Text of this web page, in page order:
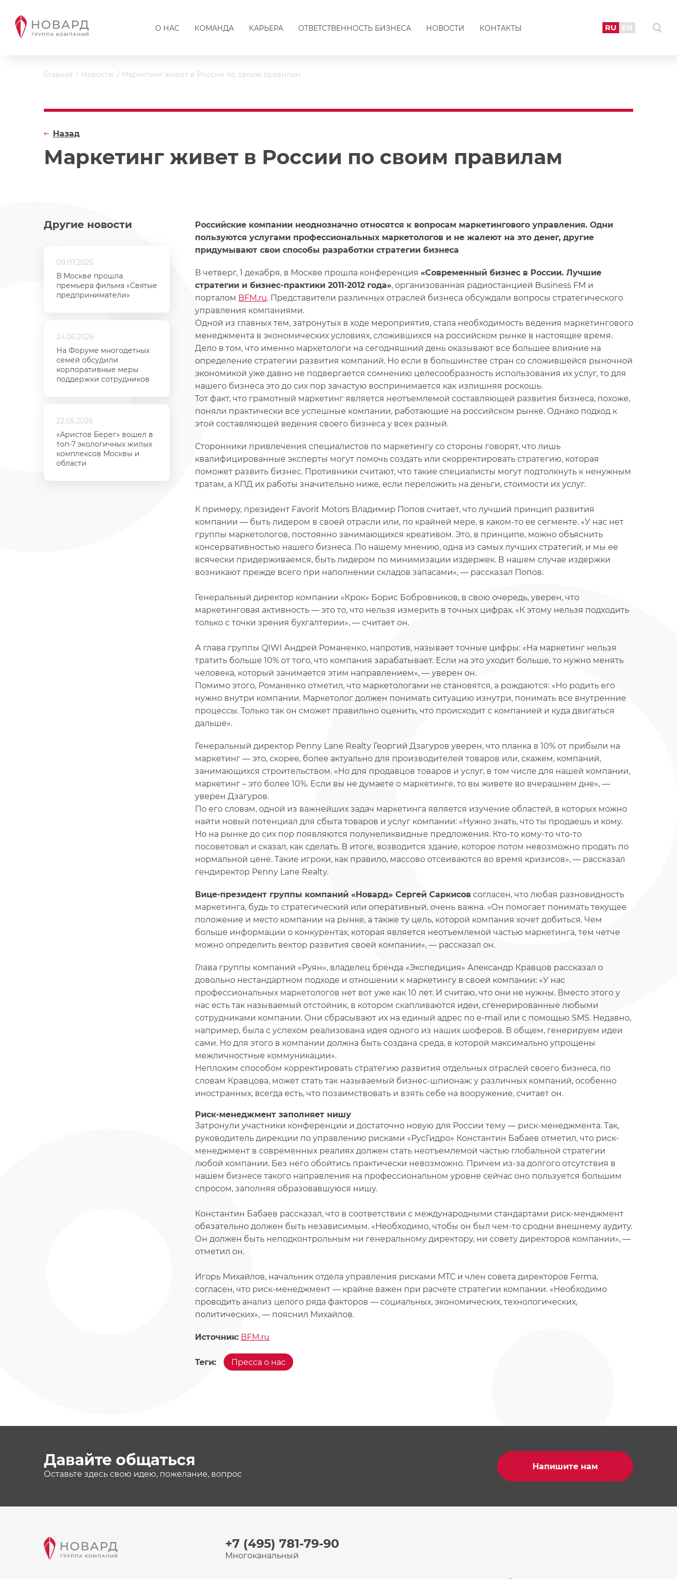
О НАС КОМАНДА КАРЬЕРА ОТВЕТСТВЕННОСТЬ БИЗНЕСА НОВОСТИ КОНТАКТЫ RU EN
Главная Новости Маркетинг живет в России по своим правилам
Маркетинг живет в России по своим правилам
Назад
Другие новости
09.07.2026
В Москве прошла
премьера фильма «Святые
предприниматели»
24.06.2026
На Форуме многодетных
семей обсудили
корпоративные меры
поддержки сотрудников
22.05.2026
«Аристов Берег» вошел в
топ-7 экологичных жилых
комплексов Москвы и
области
Российские компании неоднозначно относятся к вопросам маркетингового управления. Одни
пользуются услугами профессиональных маркетологов и не жалеют на это денег, другие
придумывают свои способы разработки стратегии бизнеса
В четверг, 1 декабря, в Москве прошла конференция «Современный бизнес в России. Лучшие
стратегии и бизнес-практики 2011-2012 года», организованная радиостанцией Business FM и
порталом BFM.ru. Представители различных отраслей бизнеса обсуждали вопросы стратегического
управления компаниями.
Одной из главных тем, затронутых в ходе мероприятия, стала необходимость ведения маркетингового
менеджмента в экономических условиях, сложившихся на российском рынке в настоящее время.
Дело в том, что именно маркетологи на сегодняшний день оказывают все большее влияние на
определение стратегии развития компаний. Но если в большинстве стран со сложившейся рыночной
экономикой уже давно не подвергается сомнению целесообразность использования их услуг, то для
нашего бизнеса это до сих пор зачастую воспринимается как излишняя роскошь.
Тот факт, что грамотный маркетинг является неотъемлемой составляющей развития бизнеса, похоже,
поняли практически все успешные компании, работающие на российском рынке. Однако подход к
этой составляющей ведения своего бизнеса у всех разный.
Сторонники привлечения специалистов по маркетингу со стороны говорят, что лишь
квалифицированные эксперты могут помочь создать или скорректировать стратегию, которая
поможет развить бизнес. Противники считают, что такие специалисты могут подтолкнуть к ненужным
тратам, а КПД их работы значительно ниже, если переложить на деньги, стоимости их услуг.
К примеру, президент Favorit Motors Владимир Попов считает, что лучший принцип развития
компании — быть лидером в своей отрасли или, по крайней мере, в каком-то ее сегменте. «У нас нет
группы маркетологов, постоянно занимающихся креативом. Это, в принципе, можно объяснить
консервативностью нашего бизнеса. По нашему мнению, одна из самых лучших стратегий, и мы ее
всячески придерживаемся, быть лидером по минимизации издержек. В нашем случае издержки
возникают прежде всего при наполнении складов запасами», — рассказал Попов.
Генеральный директор компании «Крок» Борис Бобровников, в свою очередь, уверен, что
маркетинговая активность — это то, что нельзя измерить в точных цифрах. «К этому нельзя подходить
только с точки зрения бухгалтерии», — считает он.
А глава группы QIWI Андрей Романенко, напротив, называет точные цифры: «На маркетинг нельзя
тратить больше 10% от того, что компания зарабатывает. Если на это уходит больше, то нужно менять
человека, который занимается этим направлением», — уверен он.
Помимо этого, Романенко отметил, что маркетологами не становятся, а рождаются: «Но родить его
нужно внутри компании. Маркетолог должен понимать ситуацию изнутри, понимать все внутренние
процессы. Только так он сможет правильно оценить, что происходит с компанией и куда двигаться
дальше».
Генеральный директор Penny Lane Realty Георгий Дзагуров уверен, что планка в 10% от прибыли на
маркетинг — это, скорее, более актуально для производителей товаров или, скажем, компаний,
занимающихся строительством. «Но для продавцов товаров и услуг, в том числе для нашей компании,
маркетинг – это более 10%. Если вы не думаете о маркетинге, то вы живете во вчерашнем дне», —
уверен Дзагуров.
По его словам, одной из важнейших задач маркетинга является изучение областей, в которых можно
найти новый потенциал для сбыта товаров и услуг компании: «Нужно знать, что ты продаешь и кому.
Но на рынке до сих пор появляются полунеликвидные предложения. Кто-то кому-то что-то
посоветовал и сказал, как сделать. В итоге, возводится здание, которое потом невозможно продать по
нормальной цене. Такие игроки, как правило, массово отсеиваются во время кризисов», — рассказал
гендиректор Penny Lane Realty.
Вице-президент группы компаний «Новард» Сергей Саркисов согласен, что любая разновидность
маркетинга, будь то стратегический или оперативный, очень важна. «Он помогает понимать текущее
положение и место компании на рынке, а также ту цель, которой компания хочет добиться. Чем
больше информации о конкурентах, которая является неотъемлемой частью маркетинга, тем четче
можно определить вектор развития своей компании», — рассказал он.
Глава группы компаний «Руян», владелец бренда «Экспедиция» Александр Кравцов рассказал о
довольно нестандартном подходе и отношении к маркетингу в своей компании: «У нас
профессиональных маркетологов нет вот уже как 10 лет. И считаю, что они не нужны. Вместо этого у
нас есть так называемый отстойник, в котором скапливаются идеи, сгенерированные любыми
сотрудниками компании. Они сбрасывают их на единый адрес по е-mail или с помощью SMS. Недавно,
например, была с успехом реализована идея одного из наших шоферов. В общем, генерируем идеи
сами. Но для этого в компании должна быть создана среда, в которой максимально упрощены
межличностные коммуникации».
Неплохим способом корректировать стратегию развития отдельных отраслей своего бизнеса, по
словам Кравцова, может стать так называемый бизнес-шпионаж: у различных компаний, особенно
иностранных, всегда есть, что позаимствовать и взять себе на вооружение, считает он.
Риск-менеджмент заполняет нишу
Затронули участники конференции и достаточно новую для России тему — риск-менеджмента. Так,
руководитель дирекции по управлению рисками «РусГидро» Константин Бабаев отметил, что риск-
менеджмент в современных реалиях должен стать неотъемлемой частью глобальной стратегии
любой компании. Без него обойтись практически невозможно. Причем из-за долгого отсутствия в
нашем бизнесе такого направления на профессиональном уровне сейчас оно пользуется большим
спросом, заполняя образовавшуюся нишу.
Константин Бабаев рассказал, что в соответствии с международными стандартами риск-менджмент
обязательно должен быть независимым. «Необходимо, чтобы он был чем-то сродни внешнему аудиту.
Он должен быть неподконтрольным ни генеральному директору, ни совету директоров компании», —
отметил он.
Игорь Михайлов, начальник отдела управления рисками МТС и член совета директоров Ferma,
согласен, что риск-менеджмент — крайне важен при расчете стратегии компании. «Необходимо
проводить анализ целого ряда факторов — социальных, экономических, технологических,
политических», — пояснил Михайлов.
Источник: BFM.ru
Теги: Пресса о нас
Давайте общаться
Оставьте здесь свою идею, пожелание, вопрос
Напишите нам
+7 (495) 781-79-90
Многоканальный